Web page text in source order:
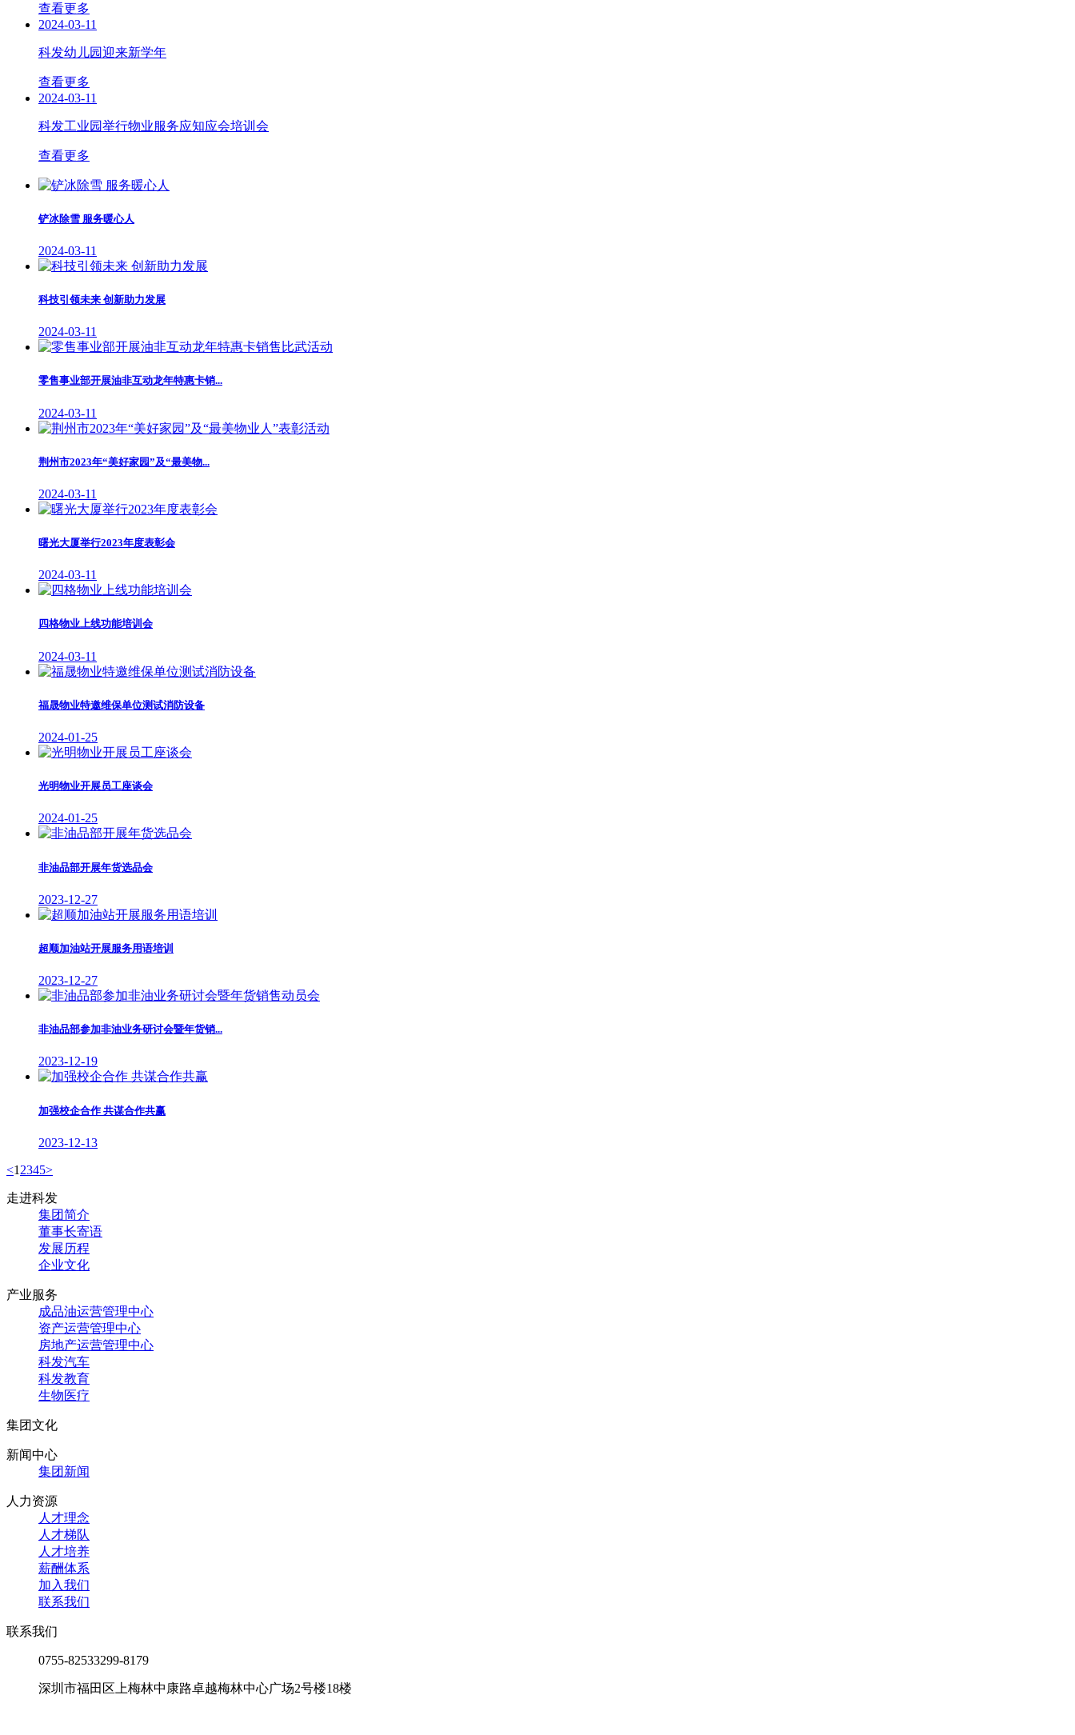
查看更多
2024-03-11
科发幼儿园迎来新学年
查看更多
2024-03-11
科发工业园举行物业服务应知应会培训会
查看更多
铲冰除雪 服务暖心人
2024-03-11
科技引领未来 创新助力发展
2024-03-11
零售事业部开展油非互动龙年特惠卡销...
2024-03-11
荆州市2023年“美好家园”及“最美物...
2024-03-11
曙光大厦举行2023年度表彰会
2024-03-11
四格物业上线功能培训会
2024-03-11
福晟物业特邀维保单位测试消防设备
2024-01-25
光明物业开展员工座谈会
2024-01-25
非油品部开展年货选品会
2023-12-27
超顺加油站开展服务用语培训
2023-12-27
非油品部参加非油业务研讨会暨年货销...
2023-12-19
加强校企合作 共谋合作共赢
2023-12-13
<1 2345>
走进科发
集团简介
董事长寄语
发展历程
企业文化
产业服务
成品油运营管理中心
资产运营管理中心
房地产运营管理中心
科发汽车
科发教育
生物医疗
集团文化
新闻中心
集团新闻
人力资源
人才理念
人才梯队
人才培养
薪酬体系
加入我们
联系我们
联系我们
0755-82533299-8179
深圳市福田区上梅林中康路卓越梅林中心广场2号楼18楼